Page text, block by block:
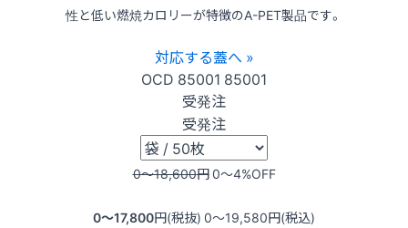
性と低い燃焼カロリーが特徴のA-PET製品です。
対応する蓋へ »
OCD 85001 85001
受発注
受発注
0〜18,600円0〜4%OFF
0〜17,800円(税抜) 0〜19,580円(税込)